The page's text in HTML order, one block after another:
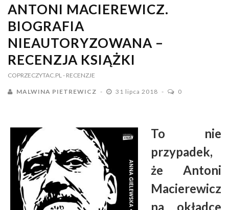
ANTONI MACIEREWICZ.
BIOGRAFIA
NIEAUTORYZOWANA –
RECENZJA KSIĄŻKI
COPRZECZYTAC.PL - RECENZJE
MALWINA PIETREWICZ 31 lipca 2018 0
To nie
przypadek,
że Antoni
Macierewicz
na okładce